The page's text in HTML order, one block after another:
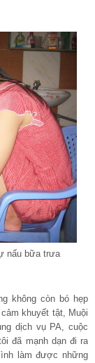
nấu bữa trưa
không còn bó hẹp
khuyết tật, Muội
dịch vụ PA, cuộc
đã mạnh dạn đi ra
làm được những